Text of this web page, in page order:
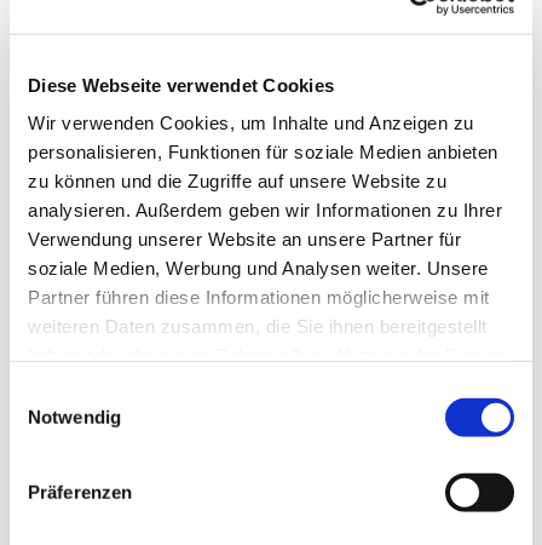
Diese Webseite verwendet Cookies
Wir verwenden Cookies, um Inhalte und Anzeigen zu
personalisieren, Funktionen für soziale Medien anbieten
zu können und die Zugriffe auf unsere Website zu
analysieren. Außerdem geben wir Informationen zu Ihrer
Verwendung unserer Website an unsere Partner für
soziale Medien, Werbung und Analysen weiter. Unsere
Partner führen diese Informationen möglicherweise mit
weiteren Daten zusammen, die Sie ihnen bereitgestellt
Notwendig
Präferenzen
Muttersprachler/Innen sind herzlich willkommen.